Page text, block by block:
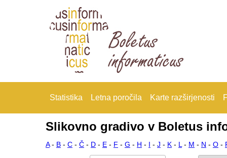
Statistika Letna poročila Karte razširjenosti
Slikovno gradivo v Boletus
A- B - C - Č - D - E - F - G - H - I - J - K - L - M - N - O -